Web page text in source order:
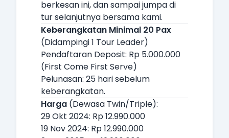
berkesan ini, dan sampai jumpa di
tur selanjutnya bersama kami.
Keberangkatan Minimal 20 Pax
(Didampingi 1 Tour Leader)
Pendaftaran Deposit: Rp 5.000.000
(First Come First Serve)
Pelunasan: 25 hari sebelum
keberangkatan.
Harga (Dewasa Twin/Triple):
29 Okt 2024: Rp 12.990.000
19 Nov 2024: Rp 12.990.000